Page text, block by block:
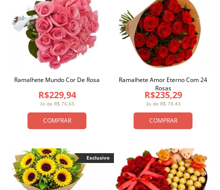
COMPRAR
3x de R$ 76,65
R$229,94
Ramalhete Mundo Cor De Rosa
COMPRAR
3x de R$ 78,43
R$235,29
Ramalhete Amor Eterno Com 24
Rosas
Exclusivo